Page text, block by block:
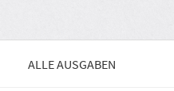
ALLE AUSGABEN